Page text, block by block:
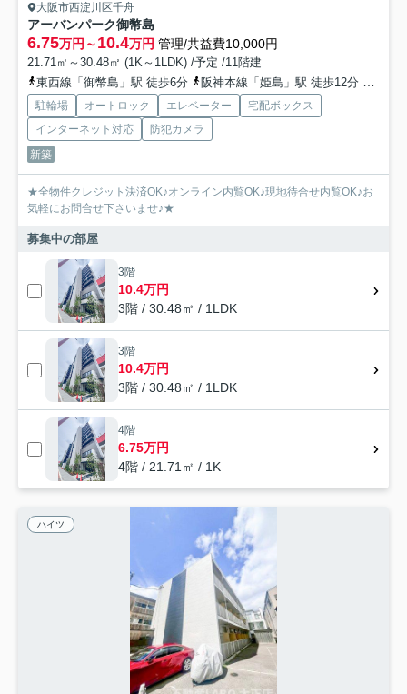
大阪市西淀川区千舟
アーバンパーク御幣島
6.75万円～10.4万円 管理/共益費10,000円
21.71㎡～30.48㎡ (1K～1LDK) /予定 /11階建
東西線「御幣島」駅 徒歩6分
阪神本線「姫島」駅 徒歩12分 阪神
駐輪場 オートロック エレベーター
宅配ボックス
インターネット対応
防犯カメラ
新築
★全物件クレジット決済OK♪オンライン内覧OK♪現地待合せ内覧OK♪お
気軽にお問合せ下さいませ♪★
募集中の部屋
3階
10.4万円
3階 / 30.48㎡ / 1LDK
3階
10.4万円
3階 / 30.48㎡ / 1LDK
4階
6.75万円
4階 / 21.71㎡ / 1K
ハイツ